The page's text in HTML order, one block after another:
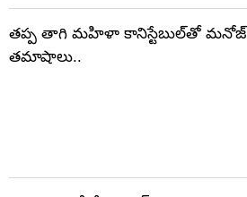
తప్ప తాగి మహిళా కానిస్టేబుల్‌తో మనోజ్
తమాషాలు..